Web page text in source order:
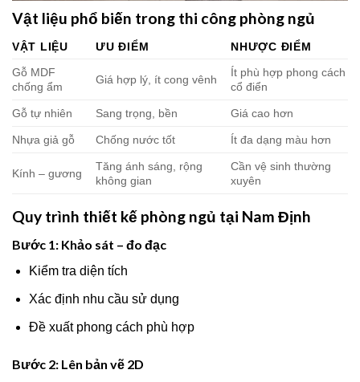
Vật liệu phổ biến trong thi công phòng ngủ
VẬT LIỆU ƯU ĐIỂM
NHƯỢC ĐIỂM
Gỗ MDF
chống ẩm
Giá hợp lý, ít cong vênh
Ít phù hợp phong cách
cổ điển
Gỗ tự nhiên Sang trọng, bền Giá cao hơn
Nhựa giả gỗ Chống nước tốt Ít đa dạng màu hơn
Kính – gương
Tăng ánh sáng, rộng
không gian
Cần vệ sinh thường
xuyên
Quy trình thiết kế phòng ngủ tại Nam Định
Bước 1: Khảo sát – đo đạc
Kiểm tra diện tích
Xác định nhu cầu sử dụng
Đề xuất phong cách phù hợp
Bước 2: Lên bản vẽ 2D